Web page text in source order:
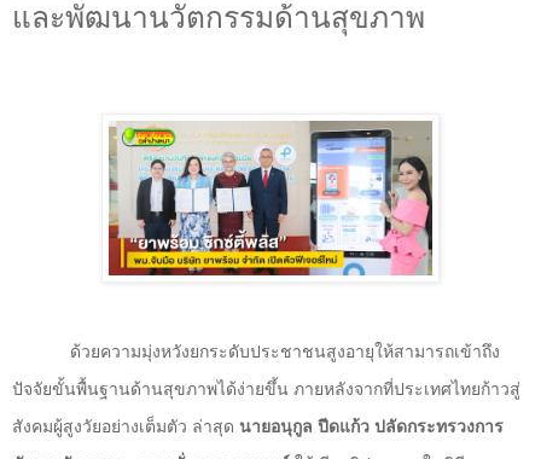
และพัฒนานวัตกรรมด้านสุขภาพ
ด้วยความมุ่งหวังยกระดับประชาชนสูงอายุให้สามารถเข้าถึง
ปัจจัยขั้นพื้นฐานด้านสุขภาพได้ง่ายขึ้น ภายหลังจากที่ประเทศไทยก้าวสู่
สังคมผู้สูงวัยอย่างเต็มตัว ล่าสุด นายอนุกูล ปีดแก้ว ปลัดกระทรวงการ